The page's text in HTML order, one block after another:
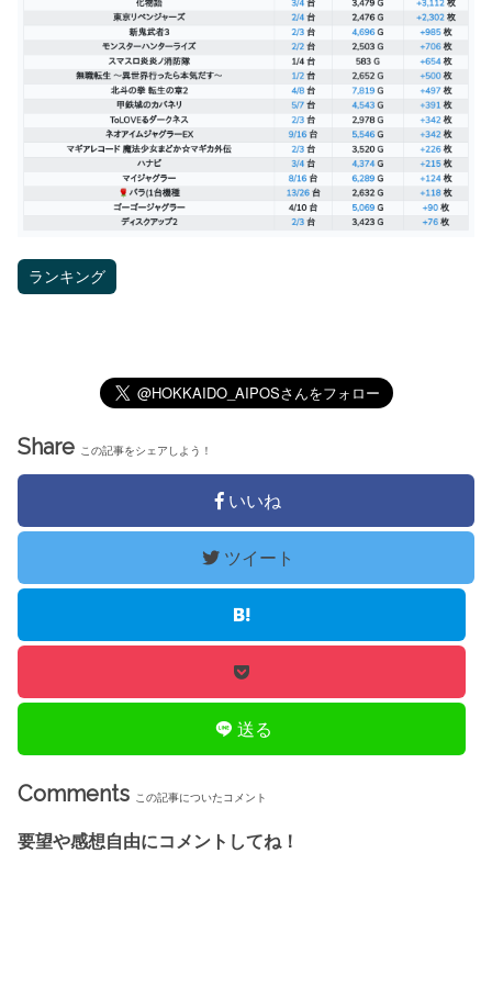
ランキング
Share この記事をシェアしよう！
いいね
ツイート
送る
Comments この記事についたコメント
要望や感想自由にコメントしてね！